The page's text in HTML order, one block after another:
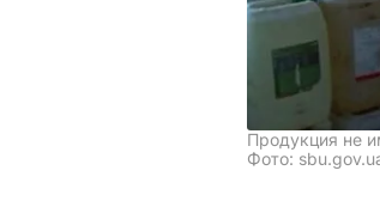
Продукция не
Фото: